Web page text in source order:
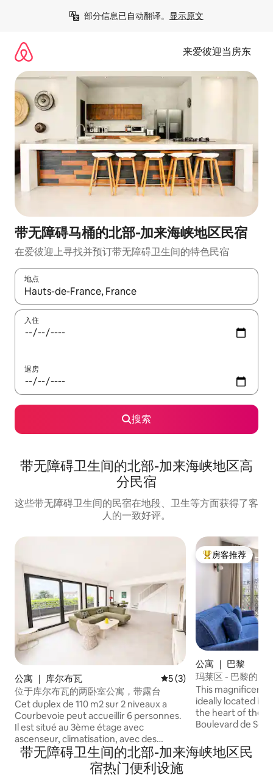
部分信息已自动翻译。 显示原文
来爱彼迎当房东
带无障碍马桶的北部-加来海峡地区民宿
在爱彼迎上寻找并预订带无障碍卫生间的特色民宿
地点
如有搜索结果，请使用上下方向键查看，或通过点击或滑动手势
入住
退房
搜索
带无障碍卫生间的北部-加来海峡地区高
分民宿
这些带无障碍卫生间的民宿在地段、卫生等方面获得了客
人的一致好评。
公寓 ｜ 库尔布瓦 平均评分 5 分（满分 5 分）
5 (3)
位于库尔布瓦的两卧室公寓，带露台
Cet duplex de 110 m2 sur 2 niveaux a
Courbevoie peut accueillir 6 personnes.
Il est situé au 3ème étage avec
ascenseur, climatisation, avec des
restaurants et des bars à proximité et le
tramway Courbevoie a 400m. Il dispose
d'une cuisine équipée, de deux
热门「房客推荐」
房客推荐
公寓 ｜ 巴黎
玛莱区 - 巴黎的 2
This magnificent
ideally located in
the heart of the
Boulevard de
beautiful capital,
opportunity to live
带无障碍卫生间的北部-加来海峡地区民
宿热门便利设施